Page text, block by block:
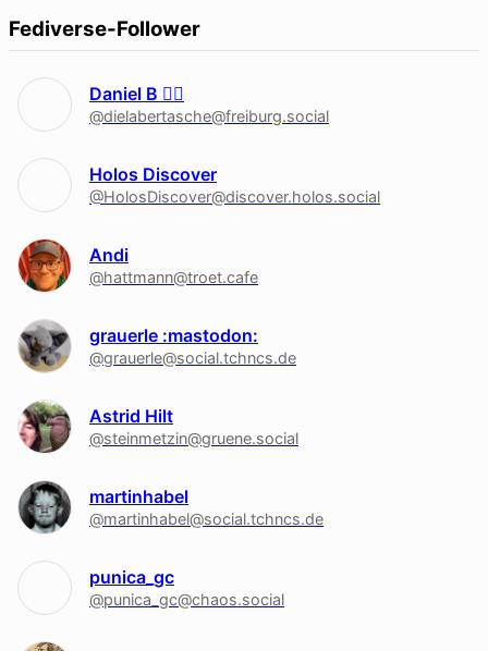
Fediverse-Follower
Daniel B 🏳‍🌈
@dielabertasche@freiburg.social
Holos Discover
@HolosDiscover@discover.holos.social
Andi
@hattmann@troet.cafe
grauerle :mastodon:
@grauerle@social.tchncs.de
Astrid Hilt
@steinmetzin@gruene.social
martinhabel
@martinhabel@social.tchncs.de
punica_gc
@punica_gc@chaos.social